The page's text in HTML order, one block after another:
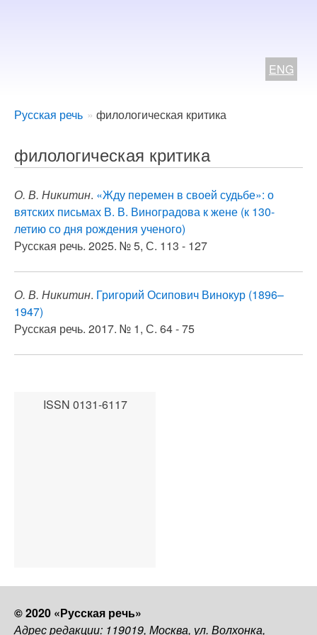
ENG
Breadcrumbs
You
here:
Русская речь филологическая критика
филологическая критика
О. В. Никитин. «Жду перемен в своей судьбе»: о
вятских письмах В. В. Виноградова к жене (к 130-
летию со дня рождения ученого)
Русская речь. 2025. № 5, С. 113 - 127
О. В. Никитин. Григорий Осипович Винокур (1896–
1947)
Русская речь. 2017. № 1, С. 64 - 75
ISSN 0131-6117
© 2020 «Русская речь»
Адрес редакции: 119019, Москва, ул. Волхонка,